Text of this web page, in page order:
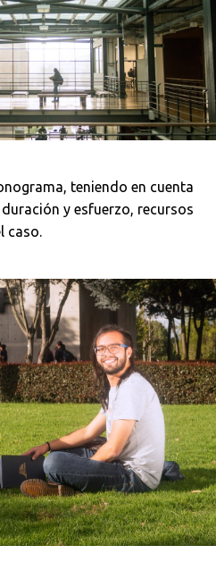
teniendo en cuenta
y esfuerzo, recursos
caso.